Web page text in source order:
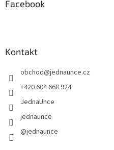
Facebook
Kontakt
obchod@jednaunce.cz
+420 604 668 924
JednaUnce
jednaunce
@jednaunce